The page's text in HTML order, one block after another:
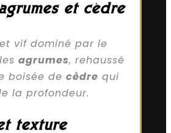
et cèdre
vif dominé par le
agrumes, rehaussé
boisée de cèdre qui
la profondeur.
texture